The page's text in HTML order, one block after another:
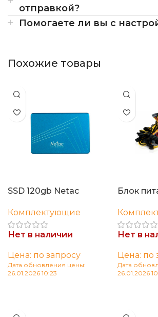
отправкой?
Помогаете ли вы с
Похожие товары
SSD 120gb Netac
Комплектующие
Нет в наличии
Цена: по запросу
Дата обновления цены:
26.01.2026 10:23
Блок
Нет в
Цена: по
Дата
26.01.2026